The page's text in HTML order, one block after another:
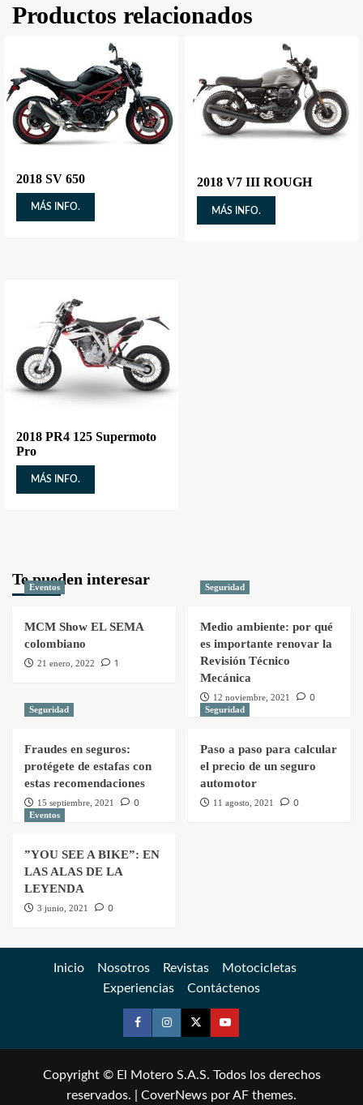
Productos relacionados
2018 SV 650
MÁS INFO.
2018 V7 III ROUGH
MÁS INFO.
2018 PR4 125 Supermoto
Pro
MÁS INFO.
Te pueden interesar
Eventos
MCM Show EL SEMA
colombiano
21 enero, 2022 1
Seguridad
Medio ambiente: por qué
es importante renovar la
Revisión Técnico
Mecánica
12 noviembre, 2021 0
Seguridad
Fraudes en seguros:
protégete de estafas con
estas recomendaciones
15 septiembre, 2021 0
Seguridad
Paso a paso para calcular
el precio de un seguro
automotor
11 agosto, 2021 0
Eventos
”YOU SEE A BIKE”: EN
LAS ALAS DE LA
LEYENDA
3 junio, 2021 0
Inicio Nosotros Revistas
Motocicletas
Experiencias
Contáctenos
Copyright © El Motero S.A.S. Todos los derechos
reservados.
CoverNews por AF themes.